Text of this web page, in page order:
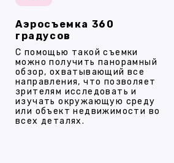
Аэросъемка 360
градусов
С помощью такой съемки
можно получить панорамный
обзор, охватывающий все
направления, что позволяет
зрителям исследовать и
изучать окружающую среду
или объект недвижимости во
всех деталях.